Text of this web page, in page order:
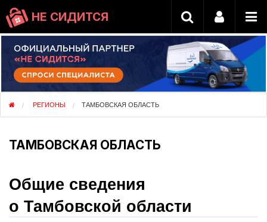
НЕ СИДИТСЯ
РЕГИОНЫ ТАМБОВСКАЯ ОБЛАСТЬ
ТАМБОВСКАЯ ОБЛАСТЬ
Общие сведения
о Тамбовской области